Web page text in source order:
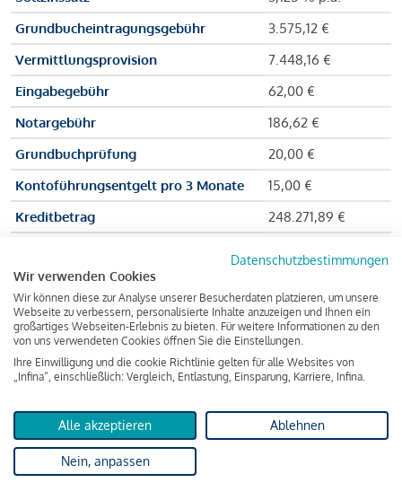
Grundbucheintragungsgebühr
3.575,12 €
Vermittlungsprovision
7.448,16 €
Eingabegebühr
62,00 €
Notargebühr
186,62 €
Grundbuchprüfung
20,00 €
Kontoführungsentgelt pro 3 Monate
15,00 €
Kreditbetrag
248.271,89 €
Zu zahlender Gesamtbetrag
Kreditvermittler
INFINA Credit
Broker GmbH
von 237.000 Euro ausgezahlt, um die Wohnung zu kaufen.
Darüber hinaus fallen aber noch einige Gebühren an (z. B. die
Grundbucheintragungsgebühr), sodass die Bank den
Datenschutzbestimmungen
Wir verwenden Cookies
Wir können diese zur Analyse unserer Besucherdaten platzieren, um unsere
Webseite zu verbessern, personalisierte Inhalte anzuzeigen und Ihnen ein
großartiges Webseiten-Erlebnis zu bieten. Für weitere Informationen zu den
von uns verwendeten Cookies öffnen Sie die Einstellungen.
Ihre Einwilligung und die cookie Richtlinie gelten für alle Websites von
„Infina“, einschließlich: Vergleich, Entlastung, Einsparung, Karriere, Infina.
Alle akzeptieren Ablehnen
Nein, anpassen